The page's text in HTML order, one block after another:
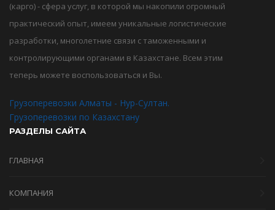
(карго) - сфера услуг, в которой мы накопили огромный
практический опыт, имеем уникальные логистические
разработки, многолетние связи с таможенными и
контролирующими органами в Казахстане. Всем этим
теперь можете воспользоваться и Вы.
Грузоперевозки Алматы - Нур-Султан.
Грузоперевозки по Казахстану
РАЗДЕЛЫ САЙТА
ГЛАВНАЯ
КОМПАНИЯ